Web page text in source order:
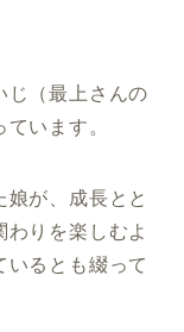
じ（最上さんの
います。
が、成長とと
わりを楽しむよ
いるとも綴って